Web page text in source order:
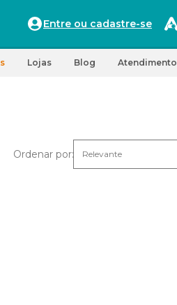
Entre ou cadastre-se
Lojas Blog Atendimento
Ordenar por: